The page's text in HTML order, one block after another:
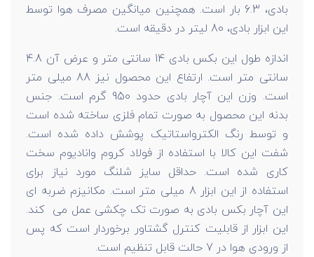
بادی، 6.3 بار است. همچنین میانگین مصرف هوا توسط
این ابزار بادی، 80 لیتر در دقیقه است.
اندازه طول این بکس بادی 14 سانتی متر و عرض آن 4.8
سانتی متر است. ارتفاع این محصول نیز 88 میلی متر
است. وزن این آچار بادی حدود 950 گرم است. جنس
بدنه این محصول به صورت تمام فلزی ساخته شده است
و توسط رنگ الکترواستاتیک پوشش داده شده است.
شفت این کالا با استفاده از فولاد کروم وانادیوم سخت
کاری شده است. حداقل سایز شلنگ مورد نیاز برای
استفاده از این ابزار 8 میلی متر است. مکانیزم ضربه ای
این آچار بکس بادی به صورت تک چکشی عمل می کند.
این ابزار از قابلیت کنترل گشتاور برخوردار است که پس
از ورودی هوا در 7 حالت قابل تنظیم است.